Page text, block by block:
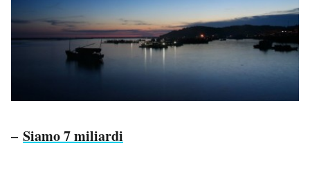
– Siamo 7 miliardi